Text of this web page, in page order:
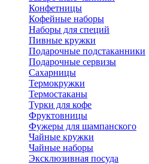
Конфетницы
Кофейные наборы
Наборы для специй
Пивные кружки
Подарочные подстаканники
Подарочные сервизы
Сахарницы
Термокружки
Термостаканы
Турки для кофе
Фруктовницы
Фужеры для шампанского
Чайные кружки
Чайные наборы
Эксклюзивная посуда